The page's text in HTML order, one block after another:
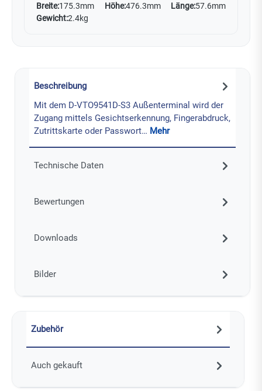
Breite:175.3mm Höhe:476.3mm Länge:57.6mm
Gewicht:2.4kg
Beschreibung
Mit dem D-VTO9541D-S3 Außenterminal wird der
Zugang mittels Gesichtserkennung, Fingerabdruck,
Zutrittskarte oder Passwort… Mehr
Technische Daten
Bewertungen
Downloads
Bilder
Zubehör
Auch gekauft